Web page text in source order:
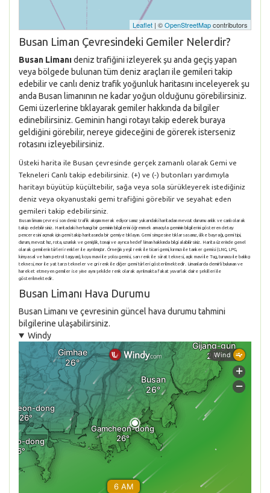
Leaflet | ©OpenStreetMapcontributors
Busan Liman Çevresindeki Gemiler Nelerdir?
Busan Limanıdeniz trafiğini izleyerek şu anda geçiş yapan
veya bölgede bulunan tüm deniz araçları ile gemileri takip
edebilir ve canlı deniz trafik yoğunluk haritasını inceleyerek şu
anda Busan limanının ne kadar yoğun olduğunu görebilirsiniz.
Gemi üzerlerine tıklayarak gemiler hakkında da bilgiler
edinebilirsiniz. Geminin hangi rotayı takip ederek buraya
geldiğini görebilir, nereye gideceğini de görerek isterseniz
rotasını izleyebilirsiniz.
Üsteki harita ile Busan çevresinde gerçek zamanlı olarak Gemi ve
Tekneleri Canlı takip edebilirsiniz. (+) ve (-) butonları yardımıyla
haritayı büyütüp küçültebilir, sağa veya sola sürükleyerek istediğiniz
deniz veya okyanustaki gemi trafiğini görebilir ve seyahat eden
gemileri takip edebilirsiniz.
Busan limanı çevresi son deniz trafik akışını merak ediyorsanız yukarıdaki haritadan mevcut durumu anlık ve canlı olarak
takip edebilirsiniz. Haritadaki herhangi bir geminin bilgilerini öğrenmek amacıyla geminin bilgilerini gösteren detay
penceresini açmak için gemi takip haritasında bir gemiye tıklayın. Gemi simgesine tıklarsasanız, ülke bayrağı, gemi tipi,
durum, mevcut hız, rota, uzunluk ve genişlik, tonajı ve ayrıca hedef liman hakkında bilgi alabilirsiniz. Harita üzerinde genel
olarak gemilerin türleri renkler ile ayrılmıştır. Örneğin yeşil renk ile ticari gemi, kırmızı ile tanker gemisi (LNG, LPG,
kimyasal ve ham petrol taşıyan), koyu mavi ile yolcu gemisi, sarı renk ile sürat teknesi, açık mavi ile Tug, turuncu ile balıkçı
teknesi, mor ile yat tarzı tekneler ve gri renk ile diğer gemi türleri gösterilmektedir. Limanlarda demirli bulunan ve
hareket etmeyen gemiler ise yine aynı şekilde renk olarak ayrılmakta fakat yuvarlak daire şekilleri ile
gösterilmektedir.
Busan Limanı Hava Durumu
Busan Limanı ve çevresinin güncel hava durumu tahmini
bilgilerine ulaşabilirsiniz.
Windy